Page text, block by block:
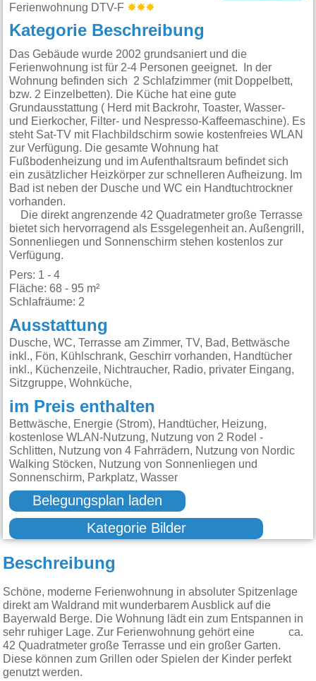
Ferienwohnung DTV-F
Kategorie Beschreibung
Das Gebäude wurde 2002 grundsaniert und die
Ferienwohnung ist für 2-4 Personen geeignet. In der
Wohnung befinden sich 2 Schlafzimmer (mit Doppelbett,
bzw. 2 Einzelbetten). Die Küche hat eine gute
Grundausstattung ( Herd mit Backrohr, Toaster, Wasser-
und Eierkocher, Filter- und Nespresso-Kaffeemaschine). Es
steht Sat-TV mit Flachbildschirm sowie kostenfreies WLAN
zur Verfügung. Die gesamte Wohnung hat
Fußbodenheizung und im Aufenthaltsraum befindet sich
ein zusätzlicher Heizkörper zur schnelleren Aufheizung. Im
Bad ist neben der Dusche und WC ein Handtuchtrockner
vorhanden.
Die direkt angrenzende 42 Quadratmeter große Terrasse
bietet sich hervorragend als Essgelegenheit an. Außengrill,
Sonnenliegen und Sonnenschirm stehen kostenlos zur
Verfügung.
Pers: 1 - 4
Fläche: 68 - 95 m²
Schlafräume: 2
Ausstattung
Dusche, WC, Terrasse am Zimmer, TV, Bad, Bettwäsche
inkl., Fön, Kühlschrank, Geschirr vorhanden, Handtücher
inkl., Küchenzeile, Nichtraucher, Radio, privater Eingang,
Sitzgruppe, Wohnküche,
im Preis enthalten
Bettwäsche, Energie (Strom), Handtücher, Heizung,
kostenlose WLAN-Nutzung, Nutzung von 2 Rodel -
Schlitten, Nutzung von 4 Fahrrädern, Nutzung von Nordic
Walking Stöcken, Nutzung von Sonnenliegen und
Sonnenschirm, Parkplatz, Wasser
Belegungsplan laden
Kategorie Bilder
Beschreibung
Schöne, moderne Ferienwohnung in absoluter Spitzenlage
direkt am Waldrand mit wunderbarem Ausblick auf die
Bayerwald Berge. Die Wohnung lädt ein zum Entspannen in
sehr ruhiger Lage. Zur Ferienwohnung gehört eine ca.
42 Quadratmeter große Terrasse und ein großer Garten.
Diese können zum Grillen oder Spielen der Kinder perfekt
genutzt werden.